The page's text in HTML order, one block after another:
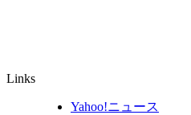
Links
Yahoo!ニュース